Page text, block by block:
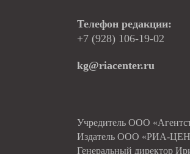
Телефон редакции:
+7 (928) 106-19-02
kg@riacenter.ru
Учредитель ООО
Издатель ООО «РИА-
Генеральный директор